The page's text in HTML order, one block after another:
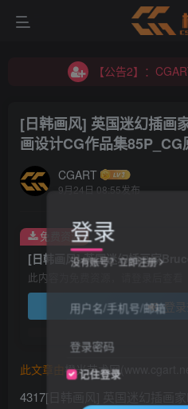
【公告2】：
【公告2】：
[日韩画风] 英国迷幻插
画设计CG作品集85P_CG
CGART
9月24日 08:55发布
此内容为免费资源，请登录后查看
登录
免费资源
此文章由 橙光艺术网
4317[日韩画风] 英国迷幻插画
登录
没有账号？立即注册
用户名/手机号/邮箱
登录密码
记住登录